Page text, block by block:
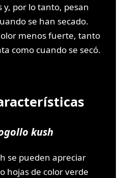
y, por lo tanto, pesan
se han secado.
menos fuerte, tanto
como cuando se secó.
kush
se pueden apreciar
hojas de color verde